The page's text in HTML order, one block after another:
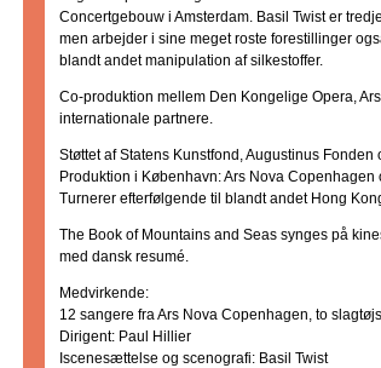
Concertgebouw i Amsterdam. Basil Twist er
men arbejder i sine meget roste forestillinger
blandt andet manipulation af silkestoffer.
Co-produktion mellem Den Kongelige Opera,
internationale partnere.
Støttet af Statens Kunstfond, Augustinus Fonden
Produktion i København: Ars Nova
Turnerer efterfølgende til blandt andet Hong
The Book of Mountains and Seas synges på
med dansk resumé.
Medvirkende:
12 sangere fra Ars Nova Copenhagen, to
Dirigent: Paul Hillier
Iscenesættelse og scenografi: Basil Twist